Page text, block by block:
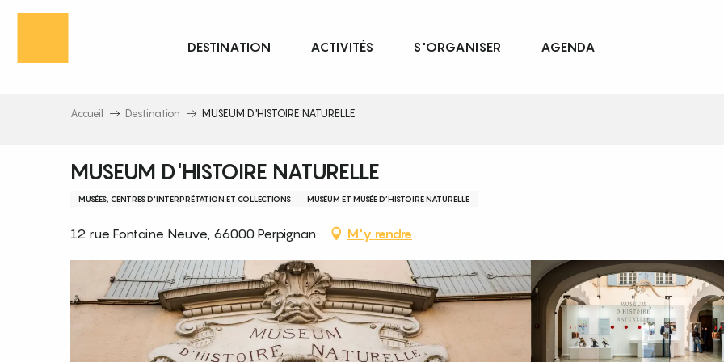
Aller
principal
DESTINATION ACTIVITÉS S'ORGANISER AGENDA
Accueil Destination MUSEUM D'HISTOIRE NATURELLE
MUSEUM D'HISTOIRE NATURELLE
MUSÉES, CENTRES D'INTERPRÉTATION ET COLLECTIONS MUSÉUM ET MUSÉE D’HISTOIRE NATURELLE
12 rue Fontaine Neuve, 66000 Perpignan M'y rendre